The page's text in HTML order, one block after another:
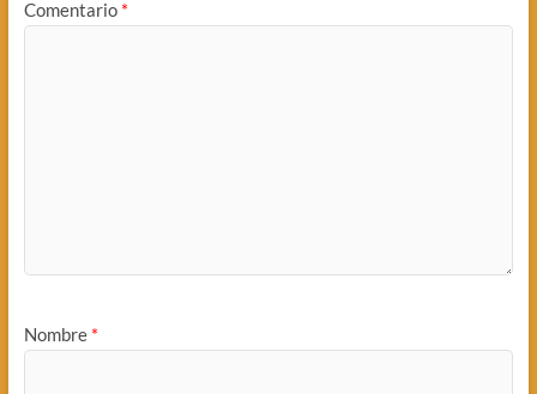
Comentario *
Nombre *